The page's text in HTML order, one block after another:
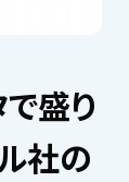
盛り
社の